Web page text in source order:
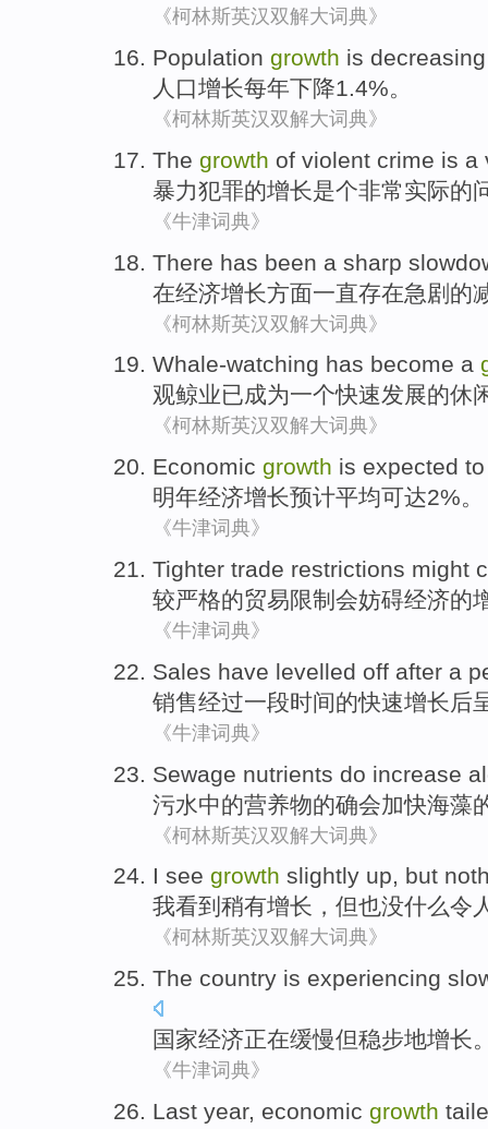
《柯林斯英汉双解大词典》
Population growth is
人口增长每年下降1.4%。
《柯林斯英汉双解大词典》
The growth of violent crime is a
暴力犯罪的增长是个非常实际的
《牛津词典》
There has been a sharp
在经济增长方面一直存在急剧的
《柯林斯英汉双解大词典》
Whale-watching has become a
观鲸业已成为一个快速发展的休
《柯林斯英汉双解大词典》
Economic growth is expected to
明年经济增长预计平均可达2%。
《牛津词典》
Tighter trade restrictions might
较严格的贸易限制 会妨碍经济的
《牛津词典》
Sales have levelled off after a
销售经过一段时间的快速增长 后
《牛津词典》
Sewage nutrients do increase
污水中的营养物的确会加快海藻
《柯林斯英汉双解大词典》
I see growth slightly up, but
我看到 稍有增长 ， 但也没什么令
《柯林斯英汉双解大词典》
The country is experiencing
国家经济正在缓慢但稳步地增长
《牛津词典》
Last year, economic growth